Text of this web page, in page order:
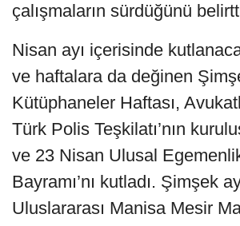
çalışmaların sürdüğünü
Nisan ayı içerisinde
ve haftalara da değinen
Kütüphaneler Haftası,
Türk Polis Teşkilatı’nın
ve 23 Nisan Ulusal
Bayramı’nı kutladı. Şimşek
Uluslararası Manisa Mesir